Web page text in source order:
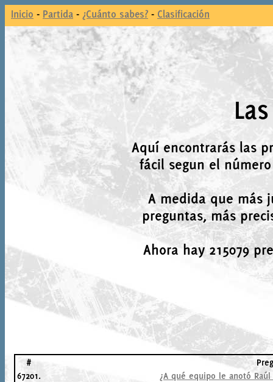
Inicio - Partida - ¿Cuánto sabes? - Clasificación
Aquí encontrarás las
fácil segun el
A medida que más
preguntas, más
Ahora hay 215079
#
67201.
¿A qué equipo le anotó